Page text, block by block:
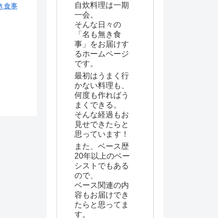
食事
自炊料理は一期
一会。
そんな日々の
「名も無き食
事」をお届けす
るホームページ
です。
最初はうまく行
かない料理も、
何度も作ればう
まくできる。
そんな経過もお
見せできたらと
思っています！
また、ベース歴
20年以上のベー
シストでもある
ので、
ベース関連の内
容もお届けでき
たらと思ってま
す。